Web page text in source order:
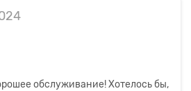
обслуживание! Хотелось бы,